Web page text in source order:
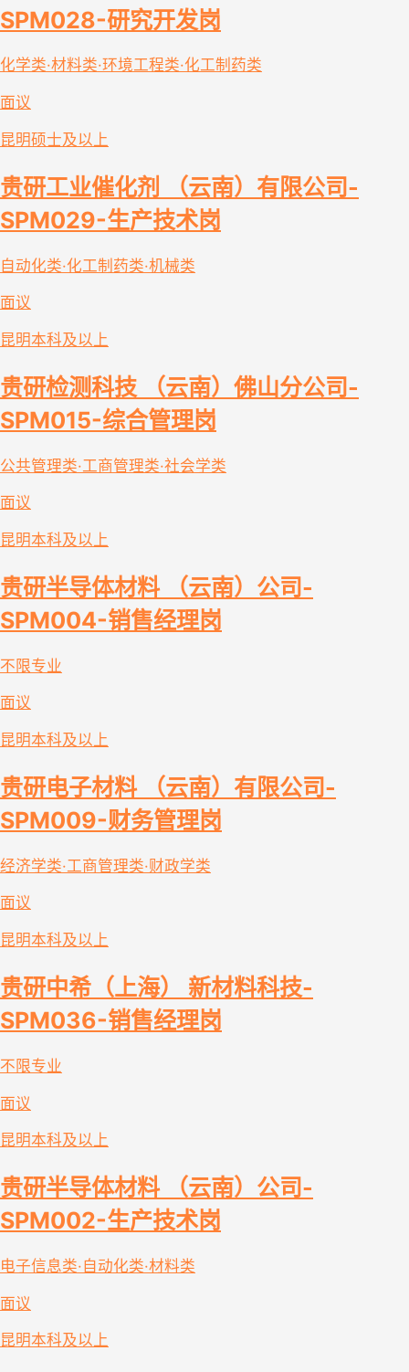
SPM028-研究开发岗
化学类·材料类·环境工程类·化工制药类
面议
昆明硕士及以上
贵研工业催化剂 （云南）有限公司-
SPM029-生产技术岗
自动化类·化工制药类·机械类
面议
昆明本科及以上
贵研检测科技 （云南）佛山分公司-
SPM015-综合管理岗
公共管理类·工商管理类·社会学类
面议
昆明本科及以上
贵研半导体材料 （云南）公司-
SPM004-销售经理岗
不限专业
面议
昆明本科及以上
贵研电子材料 （云南）有限公司-
SPM009-财务管理岗
经济学类·工商管理类·财政学类
面议
昆明本科及以上
贵研中希（上海） 新材料科技-
SPM036-销售经理岗
不限专业
面议
昆明本科及以上
贵研半导体材料 （云南）公司-
SPM002-生产技术岗
电子信息类·自动化类·材料类
面议
昆明本科及以上